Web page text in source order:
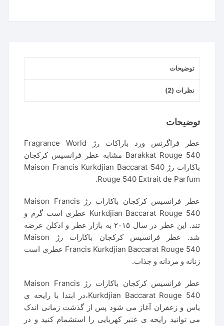
توضیحات
نظرات (2)
توضیحات
عطر فراگرنس ورد باراکات رژ Fragrance World
Barakkat Rouge 540 مشابه عطر فرانسیس کرکجان
باکارات رژ 540 Maison Francis Kurkdjian Baccarat
Rouge 540 Extrait de Parfum.
عطر فرانسیس کرکجان باکارات رژ Maison Francis
Kurkdjian Baccarat Rouge 540 عطری است گرم و
تند. این عطر در سال ۲۰۱۵ به بازار عطر و ادکلن عرضه
شد. عطر فرانسیس کرکجان باکارات رژ Maison
Francis Kurkdjian Baccarat Rouge 540 عطری است
زنانه و مردانه و جذاب.
عطر فرانسیس کرکجان باکارات رژ Maison Francis
Kurkdjian Baccarat Rouge 540،در ابتدا با رایحه ی
یاس و زعفران آغاز می شود پس از گذشت زمانی اندک
می توانید رایحه ی عنبر کهربایی را استشمام کنید و در